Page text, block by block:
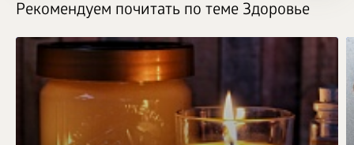
Рекомендуем почитать по теме Здоровье